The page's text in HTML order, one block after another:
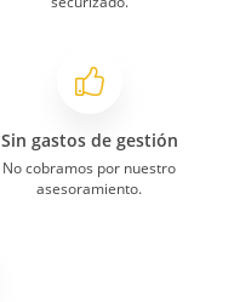
Sin gastos de gestión
No cobramos por nuestro
asesoramiento.